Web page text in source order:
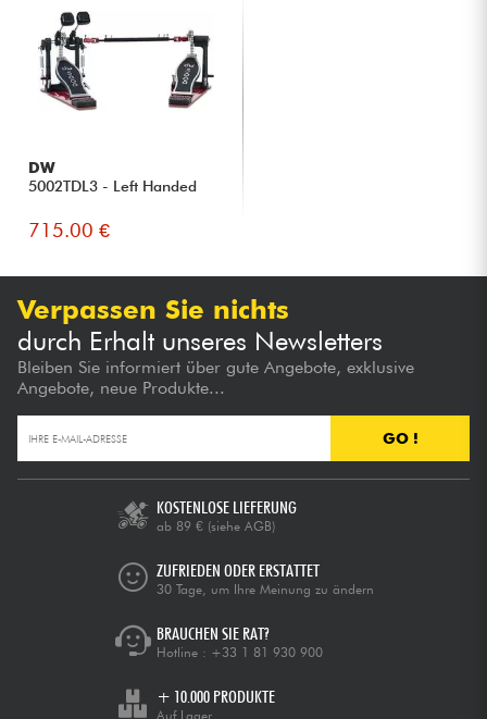
DW
5002TDL3 - Left Handed
715.00 €
Verpassen Sie nichts
durch Erhalt unseres Newsletters
Bleiben Sie informiert über gute Angebote, exklusive
Angebote, neue Produkte...
GO !
KOSTENLOSE LIEFERUNG
ab 89 € (siehe AGB)
ZUFRIEDEN ODER ERSTATTET
30 Tage, um Ihre Meinung zu ändern
BRAUCHEN SIE RAT?
Hotline : +33 1 81 930 900
+ 10.000 PRODUKTE
Auf Lager